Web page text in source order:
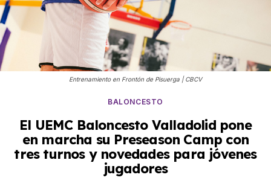
Entrenamiento en Frontón de Pisuerga | CBCV
BALONCESTO
El UEMC Baloncesto Valladolid pone
en marcha su Preseason Camp con
tres turnos y novedades para jóvenes
jugadores